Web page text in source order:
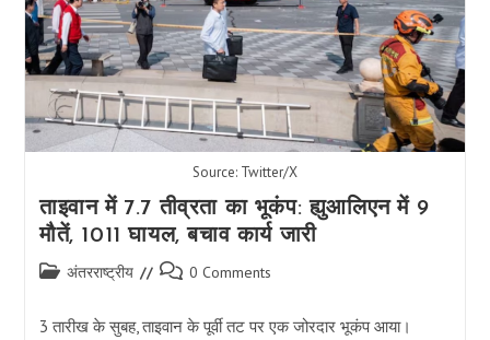
Source: Twitter/X
ताइवान में 7.7 तीव्रता का भूकंप: ह्युआलिएन में 9
मौतें, 1011 घायल, बचाव कार्य जारी
Post अंतरराष्ट्रीय
Post 0 Comments
3 तारीख के सुबह, ताइवान के पूर्वी तट पर एक जोरदार भूकंप आया।